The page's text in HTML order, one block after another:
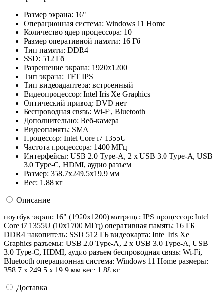
Размер экрана: 16"
Операционная система: Windows 11 Home
Количество ядер процессора: 10
Размер оперативной памяти: 16 Гб
Тип памяти: DDR4
SSD: 512 Гб
Разрешение экрана: 1920x1200
Тип экрана: TFT IPS
Тип видеоадаптера: встроенный
Видеопроцессор: Intel Iris Xe Graphics
Оптический привод: DVD нет
Беспроводная связь: Wi-Fi, Bluetooth
Дополнительно: Веб-камера
Видеопамять: SMA
Процессор: Intel Core i7 1355U
Частота процессора: 1400 МГц
Интерфейсы: USB 2.0 Type-A, 2 x USB 3.0 Type-A, USB
3.0 Type-C, HDMI, аудио разъем
Размер: 358.7x249.5x19.9 мм
Вес: 1.88 кг
Описание
ноутбук экран: 16" (1920x1200) матрица: IPS процессор: Intel
Core i7 1355U (10x1700 МГц) оперативная память: 16 ГБ
DDR4 накопитель: SSD 512 ГБ видеокарта: Intel Iris Xe
Graphics разъемы: USB 2.0 Type-A, 2 x USB 3.0 Type-A, USB
3.0 Type-C, HDMI, аудио разъем беспроводная связь: Wi-Fi,
Bluetooth операционная система: Windows 11 Home pазмеры:
358.7 х 249.5 х 19.9 мм вес: 1.88 кг
Доставка